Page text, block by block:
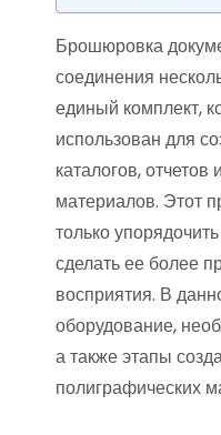
Брошюровка
соединения
единый комплект,
использован для
каталогов,
материалов. Этот
только
сделать ее более
восприятия. В
оборудование,
а также этапы
полиграфических